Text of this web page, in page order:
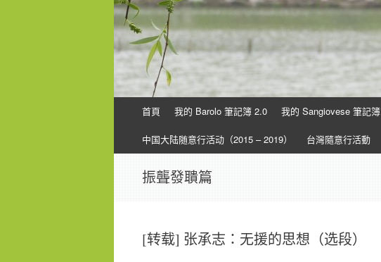
content
首頁 我的 Barolo 筆記簿 2.0 我的 Sangiovese 筆記簿
中国大陆随意行活动（2015 – 2019） 台灣隨意行活動
振聾發聵篇
[转载] 张承志：无援的思想（选段）